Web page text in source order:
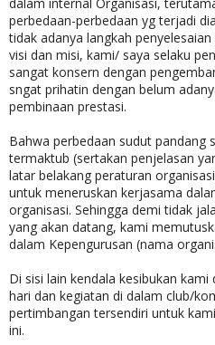
perbedaan-perbedaan yg terjadi
tidak adanya langkah
visi dan misi, kami/ saya selaku
sangat konsern dengan
sngat prihatin dengan belum
pembinaan prestasi.
Bahwa perbedaan sudut pandang
termaktub (sertakan penjelasan
latar belakang peraturan
untuk meneruskan kerjasama
organisasi. Sehingga demi tidak
yang akan datang, kami
dalam Kepengurusan (nama
Di sisi lain kendala kesibukan
hari dan kegiatan di dalam club/
pertimbangan tersendiri untuk
ini.